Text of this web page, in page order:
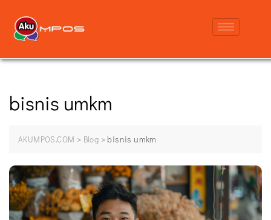
bisnis umkm
AKUMPOS.COM > Blog > bisnis umkm